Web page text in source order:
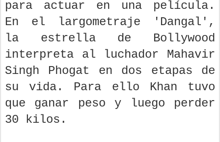
para actuar en una película.
En el largometraje 'Dangal',
la estrella de Bollywood
interpreta al luchador Mahavir
Singh Phogat en dos etapas de
su vida. Para ello Khan tuvo
que ganar peso y luego perder
30 kilos.